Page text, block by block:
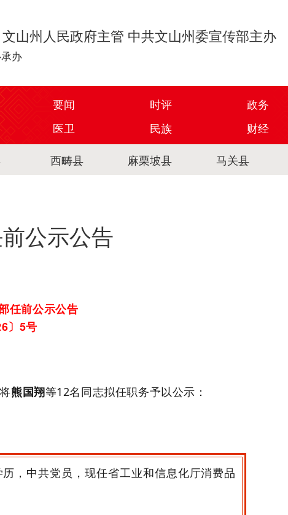
山州人民政府主管 中共文山州委宣传部主办
办
要闻 时评 政务
医卫 民族 财经
西畴县 麻栗坡县 马关县
公示公告
任前公示公告
〕5号
熊国翔等12名同志拟任职务予以公示 ：
， 中共党员，现任省工业和信息化厅消费品